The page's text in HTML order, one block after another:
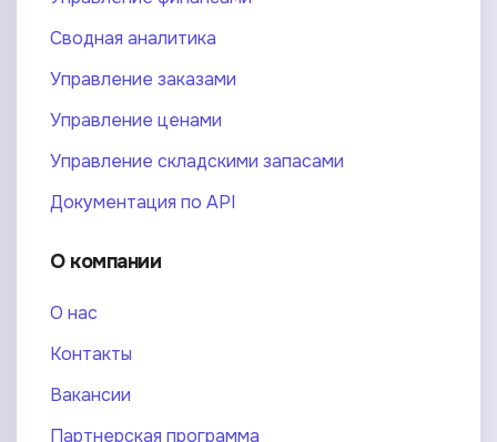
Сводная аналитика
Управление заказами
Управление ценами
Управление складскими запасами
Документация по API
О компании
О нас
Контакты
Вакансии
Партнерская программа